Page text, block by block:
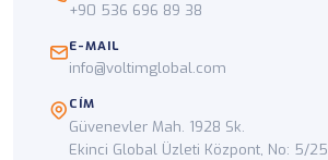
+90 536 696 89 38
E-MAIL
info@voltimglobal.com
CÍM
Güvenevler Mah. 1928 Sk.
Ekinci Global Üzleti Központ, No: 5/25